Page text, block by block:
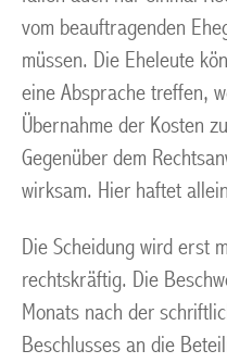
vom beauftragenden
müssen. Die Eheleute
eine Absprache treffen,
Übernahme der Kosten
Gegenüber dem
wirksam. Hier haftet
Die Scheidung wird erst
rechtskräftig. Die
Monats nach der
Beschlusses an die